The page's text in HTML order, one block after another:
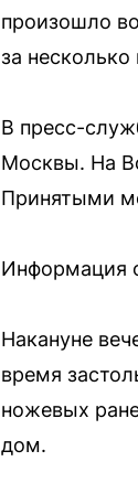
произошло
за
В пресс-
Москвы. На
Принятыми
Информация
Накануне
время
ножевых
дом.